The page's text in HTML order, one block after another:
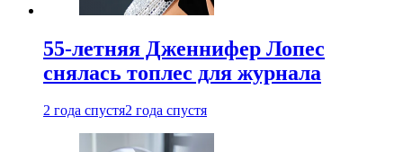
55-летняя Дженнифер Лопес
снялась топлес для журнала
2 года спустя2 года спустя